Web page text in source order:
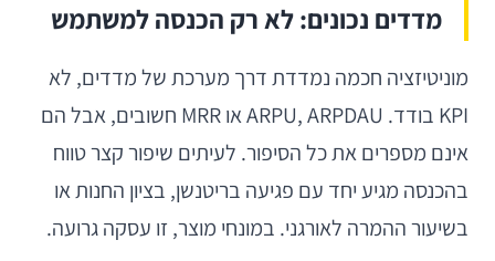
מדדים נכונים: לא רק הכנסה למשתמש
מוניטיזציה חכמה נמדדת דרך מערכת של מדדים, לא
KPI בודד. ARPU, ARPDAU או MRR חשובים, אבל הם
אינם מספרים את כל הסיפור. לעיתים שיפור קצר טווח
בהכנסה מגיע יחד עם פגיעה בריטנשן, בציון החנות או
בשיעור ההמרה לאורגני. במונחי מוצר, זו עסקה גרועה.